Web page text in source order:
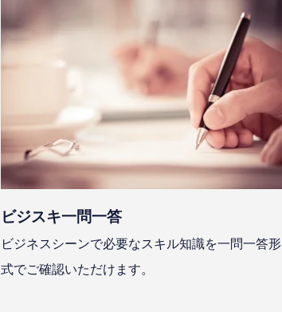
ビジスキ⼀問⼀答
ビジネスシーンで必要なスキル知識を⼀問⼀答形
式でご確認いただけます。